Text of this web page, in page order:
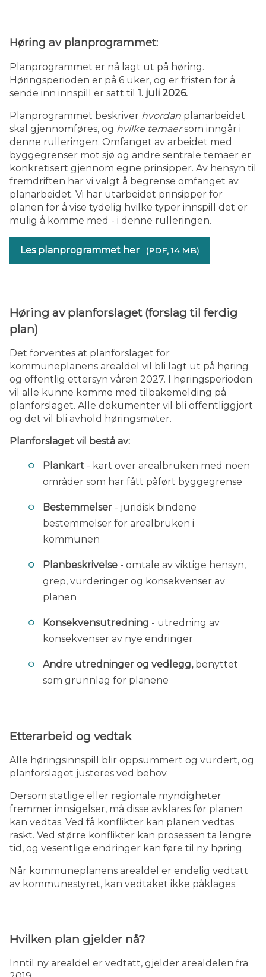
Høring av planprogrammet:
Planprogrammet er nå lagt ut på høring.
Høringsperioden er på 6 uker, og er fristen for å
sende inn innspill er satt til 1. juli 2026.
Planprogrammet beskriver hvordan planarbeidet
skal gjennomføres, og hvilke temaersom inngår i
denne rulleringen. Omfanget av arbeidet med
byggegrenser mot sjø og andre sentrale temaer er
konkretisert gjennom egne prinsipper. Av hensyn til
fremdriften har vi valgt å begrense omfanget av
planarbeidet. Vi har utarbeidet prinsipper for
planen for å vise tydelig hvilke typer innspill det er
mulig å komme med - i denne rulleringen.
Les planprogrammet her (PDF, 14 MB)
Høring av planforslaget(forslag til ferdig
plan)
Det forventes at planforslaget for
kommuneplanens arealdel vil bli lagt ut på høring
og offentlig ettersyn våren 2027. I høringsperioden
vil alle kunne komme med tilbakemelding på
planforslaget. Alle dokumenter vil bli offentliggjort
og det vil bli avhold høringsmøter.
Planforslaget vil bestå av:
Plankart - kart over arealbruken med noen
områder som har fått påført byggegrense
Bestemmelser - juridisk bindene
bestemmelser for arealbruken i
kommunen
Planbeskrivelse - omtale av viktige hensyn,
grep, vurderinger og konsekvenser av
planen
Konsekvensutredning - utredning av
konsekvenser av nye endringer
Andre utredninger og vedlegg, benyttet
som grunnlag for planene
Etterarbeid og vedtak
Alle høringsinnspill blir oppsummert og vurdert, og
planforslaget justeres ved behov.
Dersom statlige eller regionale myndigheter
fremmer innsigelser, må disse avklares før planen
kan vedtas. Ved få konflikter kan planen vedtas
raskt. Ved større konflikter kan prosessen ta lengre
tid, og vesentlige endringer kan føre til ny høring.
Når kommuneplanens arealdel er endelig vedtatt
av kommunestyret, kan vedtaket ikke påklages.
Hvilken plan gjelder nå?
Inntil ny arealdel er vedtatt, gjelder arealdelen fra